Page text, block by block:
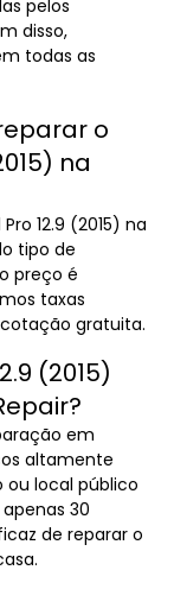
pelos
disso,
todas as
o
na
12.9 (2015) na
tipo de
preço é
taxas
gratuita.
(2015)
em
altamente
ou local público
apenas 30
de reparar o